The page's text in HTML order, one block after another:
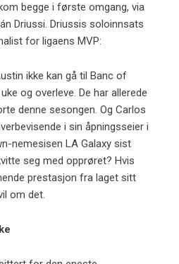
begge i første omgang, via
Driussi. Driussis soloinnsats
for ligaens MVP:
ikke kan gå til Banc of
og overleve. De har allerede
denne sesongen. Og Carlos
i sin åpningsseier i
nemesisen LA Galaxy sist
seg med opprøret? Hvis
prestasjon fra laget sitt
om det.